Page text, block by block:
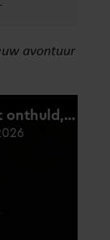
avontuur